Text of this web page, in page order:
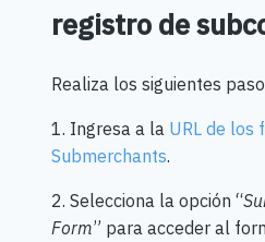
registro de
Realiza los siguientes
1. Ingresa a la URL de los
Submerchants.
2. Selecciona la opción “
Form” para acceder al